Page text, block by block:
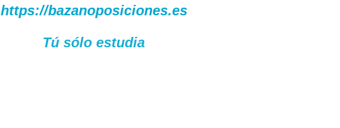
https://bazanoposiciones.es
Tú sólo estudia